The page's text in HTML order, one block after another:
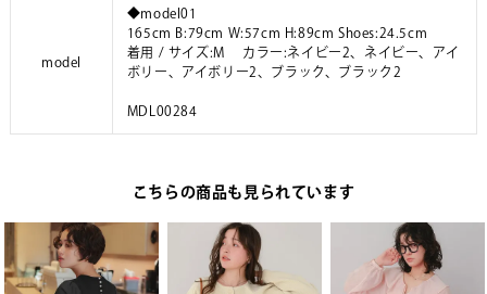
model
◆model01
165cm B:79cm W:57cm H:89cm Shoes:24.5cm
着用 / サイズ:M カラー:ネイビー2、ネイビー、アイ
ボリー、アイボリー2、ブラック、ブラック2
MDL00284
こちらの商品も見られています